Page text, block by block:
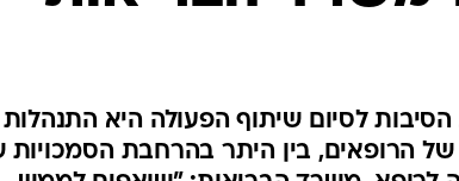
לסיום שיתוף הפעולה היא התנהלות
הרופאים, בין היתר בהרחבת הסמכויות